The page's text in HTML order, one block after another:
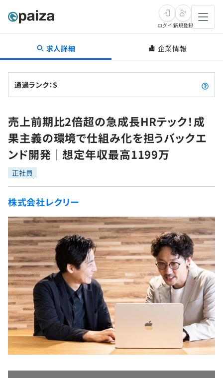
転職・キャリア
転職成功ガイド
転職エージェント
インタビュー
転職成功ガイド
新卒就活
求人検索
本選考
インターン
新卒エージェント
イベント・セミナー
インタビュー
就活成功ガイド
学習
問題集
4択課題
ナレッジ
リファレンス
プラン
個人向けプラン
法人向けプラン
学校向けプラン
プログラミング言語
評価結果一覧
再チャレンジ結果一覧
ゲーム・マンガ
Tech Team Journal
paiza times
note
paizaとは？
ログイン新規登録
求人詳細 企業情報
通過ランク：S
売上前期比2倍超の急成長HRテック！成
果主義の環境で仕組み化を担うバックエ
ンド開発｜想定年収最高1199万
正社員
株式会社レクリー